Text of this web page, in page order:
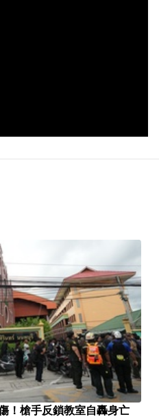
！槍手反鎖教室自轟身亡